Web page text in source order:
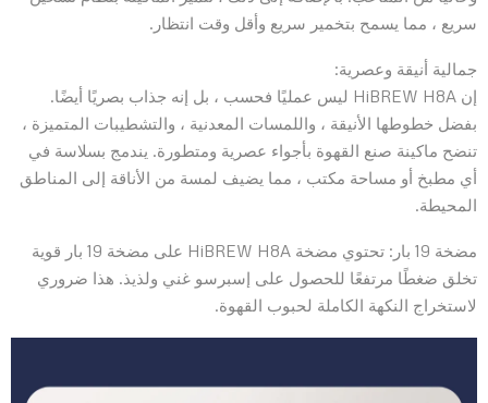
سريع ، مما يسمح بتخمير سريع وأقل وقت انتظار.
جمالية أنيقة وعصرية:
إن HiBREW H8A ليس عمليًا فحسب ، بل إنه جذاب بصريًا أيضًا.
بفضل خطوطها الأنيقة ، واللمسات المعدنية ، والتشطيبات المتميزة ،
تنضح ماكينة صنع القهوة بأجواء عصرية ومتطورة. يندمج بسلاسة في
أي مطبخ أو مساحة مكتب ، مما يضيف لمسة من الأناقة إلى المناطق
المحيطة.
مضخة 19 بار: تحتوي مضخة HiBREW H8A على مضخة 19 بار قوية
تخلق ضغطًا مرتفعًا للحصول على إسبرسو غني ولذيذ. هذا ضروري
لاستخراج النكهة الكاملة لحبوب القهوة.